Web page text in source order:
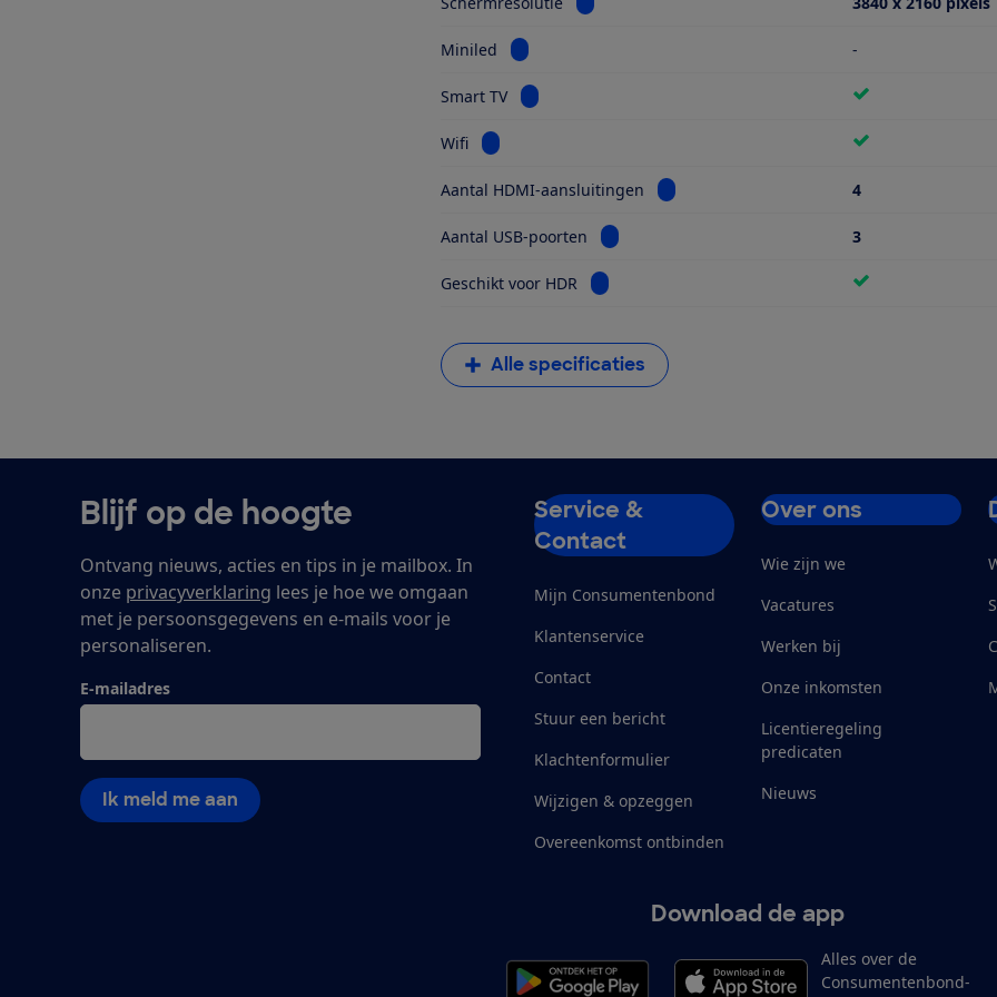
Miniled Bekijk informatie voor Miniled -
Smart TV Bekijk informatie voor Smart TV
Wifi Bekijk informatie voor Wifi
Aantal HDMI-aansluitingen Bekijk informatie voor Aantal HDMI-
4
Aantal USB-poorten Bekijk informatie voor Aantal USB-poorten
3
Geschikt voor HDR Bekijk informatie voor Geschikt voor HDR
Alle specificaties
Blijf op de hoogte
Ontvang nieuws, acties en tips in je mailbox. In
onze privacyverklaring lees je hoe we omgaan
met je persoonsgegevens en e-mails voor je
personaliseren.
E-mailadres
Ik meld me aan
Service &
Contact
Mijn Consumentenbond
Klantenservice
Contact
Stuur een bericht
Klachtenformulier
Wijzigen & opzeggen
Overeenkomst ontbinden
Over ons
Wie zijn we
Vacatures
Werken bij
Onze inkomsten
Licentieregeling
predicaten
Nieuws
Download de app
Alles over de
Consumentenbond-